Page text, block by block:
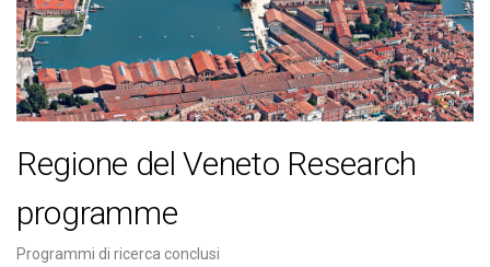
Regione del Veneto Research
programme
Programmi di ricerca conclusi